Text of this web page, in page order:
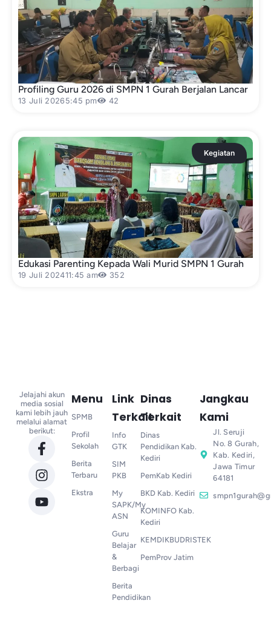
Profiling Guru 2026 di SMPN 1 Gurah Berjalan Lancar
13 Juli 2026 5:45 pm 42
Kegiatan
Edukasi Parenting Kepada Wali Murid SMPN 1 Gurah
19 Juli 202411:45 am 352
Jelajahi akun
media sosial
kami lebih jauh
melalui alamat
berikut:
Menu
SPMB
Profil
Sekolah
Berita
Terbaru
Ekstra
Link
Terkait
Info
GTK
SIM
PKB
My
SAPK/My
ASN
Guru
Belajar
&
Berbagi
Berita
Pendidikan
Dinas
Terkait
Dinas
Pendidikan Kab.
Kediri
PemKab Kediri
BKD Kab. Kediri
KOMINFO Kab.
Kediri
KEMDIKBUDRISTEK
PemProv Jatim
Jangkau
Kami
Jl. Seruji
No. 8 Gurah,
Kab. Kediri,
Jawa Timur
64181